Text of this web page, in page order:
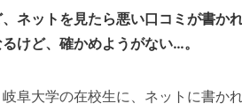
ブ
ネットを見たら悪い口コミが書か
けど、確かめようがない…。
阜大学の在校生に、ネットに書か